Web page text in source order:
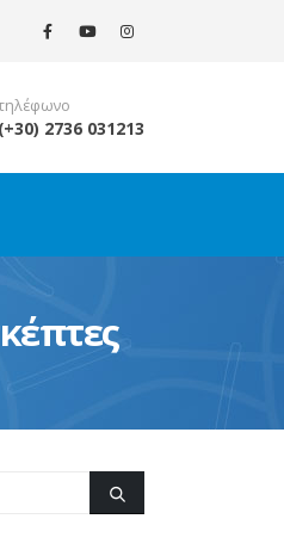
(+30) 2736 031213